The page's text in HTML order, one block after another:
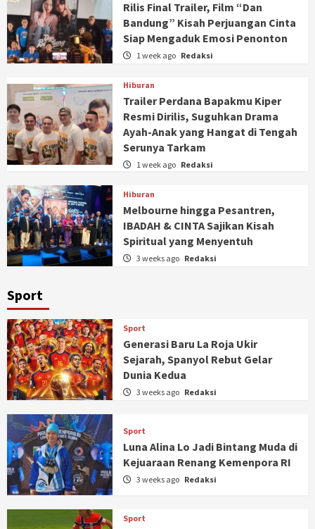
Rilis Final Trailer, Film “Dan
Bandung” Kisah Perjuangan Cinta
Siap Mengaduk Emosi Penonton
1 week ago Redaksi
Hiburan
Trailer Perdana Bapakmu Kiper
Resmi Dirilis, Suguhkan Drama
Ayah-Anak yang Hangat di Tengah
Serunya Tarkam
1 week ago Redaksi
Hiburan
Melbourne hingga Pesantren,
IBADAH & CINTA Sajikan Kisah
Spiritual yang Menyentuh
3 weeks ago Redaksi
Sport
Sport
Generasi Baru La Roja Ukir
Sejarah, Spanyol Rebut Gelar
Dunia Kedua
3 weeks ago Redaksi
Sport
Luna Alina Lo Jadi Bintang Muda di
Kejuaraan Renang Kemenpora RI
3 weeks ago Redaksi
Sport